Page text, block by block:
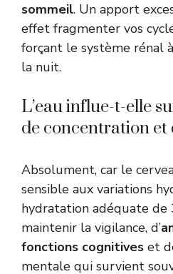
sommeil. Un apport
effet fragmenter vos
forçant le système rénal
la nuit.
L’eau influe-t-elle
de concentration et
Absolument, car le
sensible aux variations
hydratation adéquate
maintenir la vigilance, d’
fonctions cognitives et
mentale qui survient